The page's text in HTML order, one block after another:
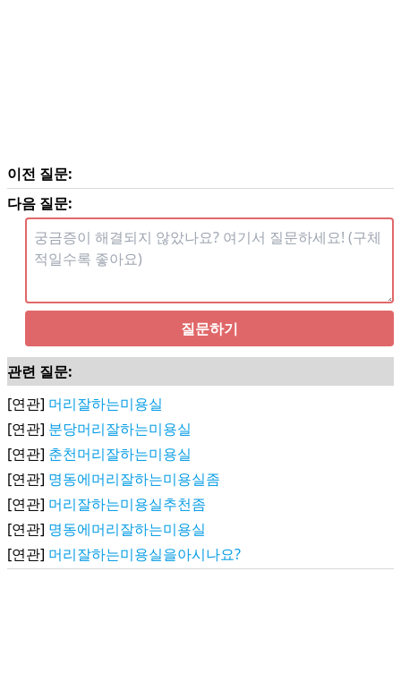
이전 질문:
다음 질문:
질문하기
관련 질문:
[연관] 머리잘하는미용실
[연관] 분당머리잘하는미용실
[연관] 춘천머리잘하는미용실
[연관] 명동에머리잘하는미용실좀
[연관] 머리잘하는미용실추천좀
[연관] 명동에머리잘하는미용실
[연관] 머리잘하는미용실을아시나요?